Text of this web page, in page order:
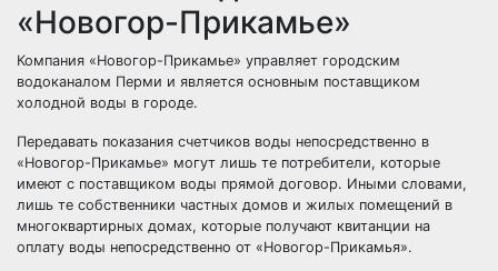
«Новогор-Прикамье»
Компания «Новогор-Прикамье» управляет городским
водоканалом Перми и является основным поставщиком
холодной воды в городе.
Передавать показания счетчиков воды непосредственно в
«Новогор-Прикамье» могут лишь те потребители, которые
имеют с поставщиком воды прямой договор. Иными словами,
лишь те собственники частных домов и жилых помещений в
многоквартирных домах, которые получают квитанции на
оплату воды непосредственно от «Новогор-Прикамья».